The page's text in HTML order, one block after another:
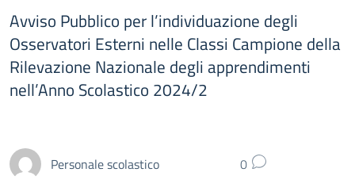
Avviso Pubblico per l’individuazione degli
Osservatori Esterni nelle Classi Campione della
Rilevazione Nazionale degli apprendimenti
nell’Anno Scolastico 2024/2
Personale scolastico 0